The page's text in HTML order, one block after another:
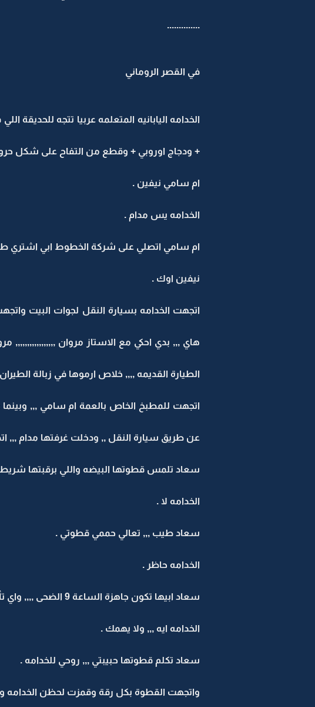
..............
في القصر الروماني
الخدامه اليابانيه المتعلمه عربيا تتجه
+ ودجاج اوروبي + وقطع من التفاح على شكل
ام سامي نيفين .
الخدامه يس مدام .
ام سامي اتصلي على شركة الخطوط ابي اشتري طيارة ب500000000 دولار وابيها تكون
نيفين اوك .
اتجهت الخدامه بسيارة النقل لجوات البيت
الطيارة القديمه ,,,, خلاص ارموها في زبالة
اتجهت للمطبخ الخاص بالعمة ام سامي ,,,
عن طريق سيارة النقل ,, ودخلت غرفتها مدام ,,,
سعاد تلمس قطوتها البيضه واللي برقبتها
الخدامه لا .
سعاد طيب ,,, تعالي حممي قطوتي .
الخدامه حاظر .
سعاد ابيها تكون جاهزة الساعة 9 الضحى ,,,, واي تأخير حيضر بمعاشك ,,, ثانيه يروح من راتبك 10 الاف ,,,,, فهمتي ؟؟
الخدامه ايه ,,, ولا يهمك .
سعاد تكلم قطوتها حبيبتي ,,, روحي للخدامه .
واتجهت القطوة بكل رقة وقمزت لحظن الخدامه